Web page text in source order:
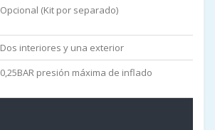
Opcional (Kit por separado)
Dos interiores y una exterior
0,25BAR presión máxima de inflado